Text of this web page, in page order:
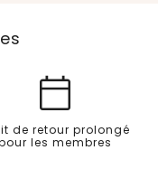
de retour prolongé
les membres